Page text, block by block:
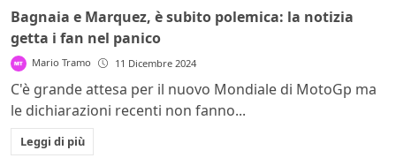
Bagnaia e Marquez, è subito polemica: la notizia
getta i fan nel panico
Mario Tramo 11 Dicembre 2024
C'è grande attesa per il nuovo Mondiale di MotoGp ma
le dichiarazioni recenti non fanno...
Leggi di più